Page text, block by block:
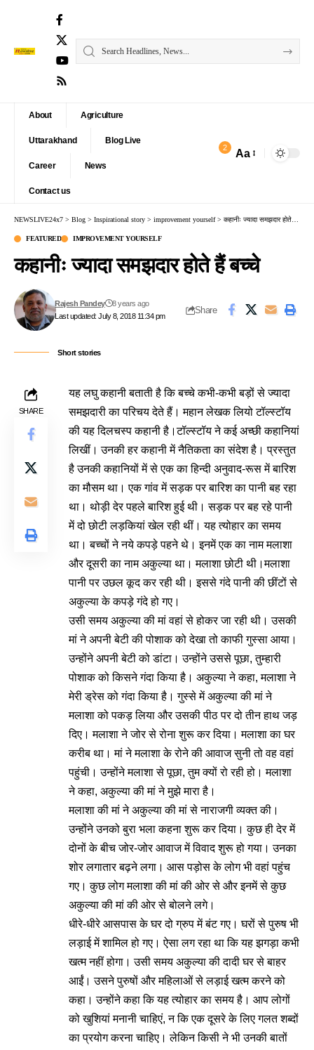
About Agriculture
Uttarakhand Blog Live
Career News
Contact us
2 Aa
NEWSLIVE24x7 > Blog > Inspirational story > improvement yourself> कहानीः ज्यादा समझदार होते हैं बच्चे
FEATURED IMPROVEMENT YOURSELF
कहानीः ज्यादा समझदार होते हैं बच्चे
Last updated: July 8, 2018 11:34 pm
Rajesh Pandey 8 years ago
Share
Short stories
SHARE
यह लघु कहानी बताती है कि बच्चे कभी-कभी बड़ों से ज्यादा
समझदारी का परिचय देते हैं। महान लेखक लियो टॉल्स्टॉय
की यह दिलचस्प कहानी है।टॉल्स्टॉय ने कई अच्छी कहानियां
लिखीं। उनकी हर कहानी में नैतिकता का संदेश है। प्रस्तुत
है उनकी कहानियों में से एक का हिन्दी अनुवाद-रूस में बारिश
का मौसम था। एक गांव में सड़क पर बारिश का पानी बह रहा
था। थोड़ी देर पहले बारिश हुई थी। सड़क पर बह रहे पानी
में दो छोटी लड़कियां खेल रही थीं। यह त्योहार का समय
था। बच्चों ने नये कपड़े पहने थे। इनमें एक का नाम मलाशा
और दूसरी का नाम अकुल्या था। मलाशा छोटी थी।मलाशा
पानी पर उछल कूद कर रही थी। इससे गंदे पानी की छींटों से
अकुल्या के कपड़े गंदे हो गए।
उसी समय अकुल्या की मां वहां से होकर जा रही थी। उसकी
मां ने अपनी बेटी की पोशाक को देखा तो काफी गुस्सा आया।
उन्होंने अपनी बेटी को डांटा। उन्होंने उससे पूछा, तुम्हारी
पोशाक को किसने गंदा किया है। अकुल्या ने कहा, मलाशा ने
मेरी ड्रेस को गंदा किया है। गुस्से में अकुल्या की मां ने
मलाशा को पकड़ लिया और उसकी पीठ पर दो तीन हाथ जड़
दिए। मलाशा ने जोर से रोना शुरू कर दिया। मलाशा का घर
करीब था। मां ने मलाशा के रोने की आवाज सुनी तो वह वहां
पहुंची। उन्होंने मलाशा से पूछा, तुम क्यों रो रही हो। मलाशा
ने कहा, अकुल्या की मां ने मुझे मारा है।
मलाशा की मां ने अकुल्या की मां से नाराजगी व्यक्त की।
उन्होंने उनको बुरा भला कहना शुरू कर दिया। कुछ ही देर में
दोनों के बीच जोर-जोर आवाज में विवाद शुरू हो गया। उनका
शोर लगातार बढ़ने लगा। आस पड़ोस के लोग भी वहां पहुंच
गए। कुछ लोग मलाशा की मां की ओर से और इनमें से कुछ
अकुल्या की मां की ओर से बोलने लगे।
धीरे-धीरे आसपास के घर दो ग्रुप में बंट गए। घरों से पुरुष भी
लड़ाई में शामिल हो गए। ऐसा लग रहा था कि यह झगड़ा कभी
खत्म नहीं होगा। उसी समय अकुल्या की दादी घर से बाहर
आईं। उसने पुरुषों और महिलाओं से लड़ाई खत्म करने को
कहा। उन्होंने कहा कि यह त्योहार का समय है। आप लोगों
को खुशियां मनानी चाहिएं, न कि एक दूसरे के लिए गलत शब्दों
का प्रयोग करना चाहिए। लेकिन किसी ने भी उनकी बातों